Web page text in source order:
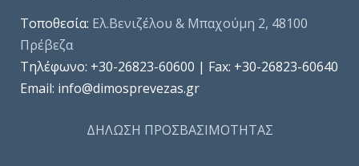
Τοποθεσία: Ελ.Βενιζέλου & Μπαχούμη 2, 48100
Πρέβεζα
Τηλέφωνo: +30-26823-60600 | Fax: +30-26823-60640
Email: info@dimosprevezas.gr
ΔΗΛΩΣΗ ΠΡΟΣΒΑΣΙΜΟΤΗΤΑΣ